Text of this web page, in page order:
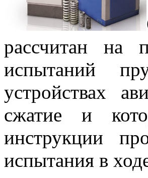
рассчитан на
испытаний
устройствах
сжатие и
инструкции
испытания в